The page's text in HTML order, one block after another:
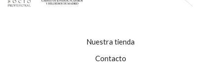
Nuestra tienda
Contacto